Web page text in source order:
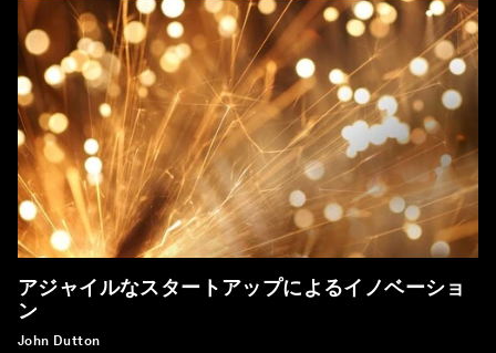
アジャイルなスタートアップによるイノベーショ
ン
John Dutton